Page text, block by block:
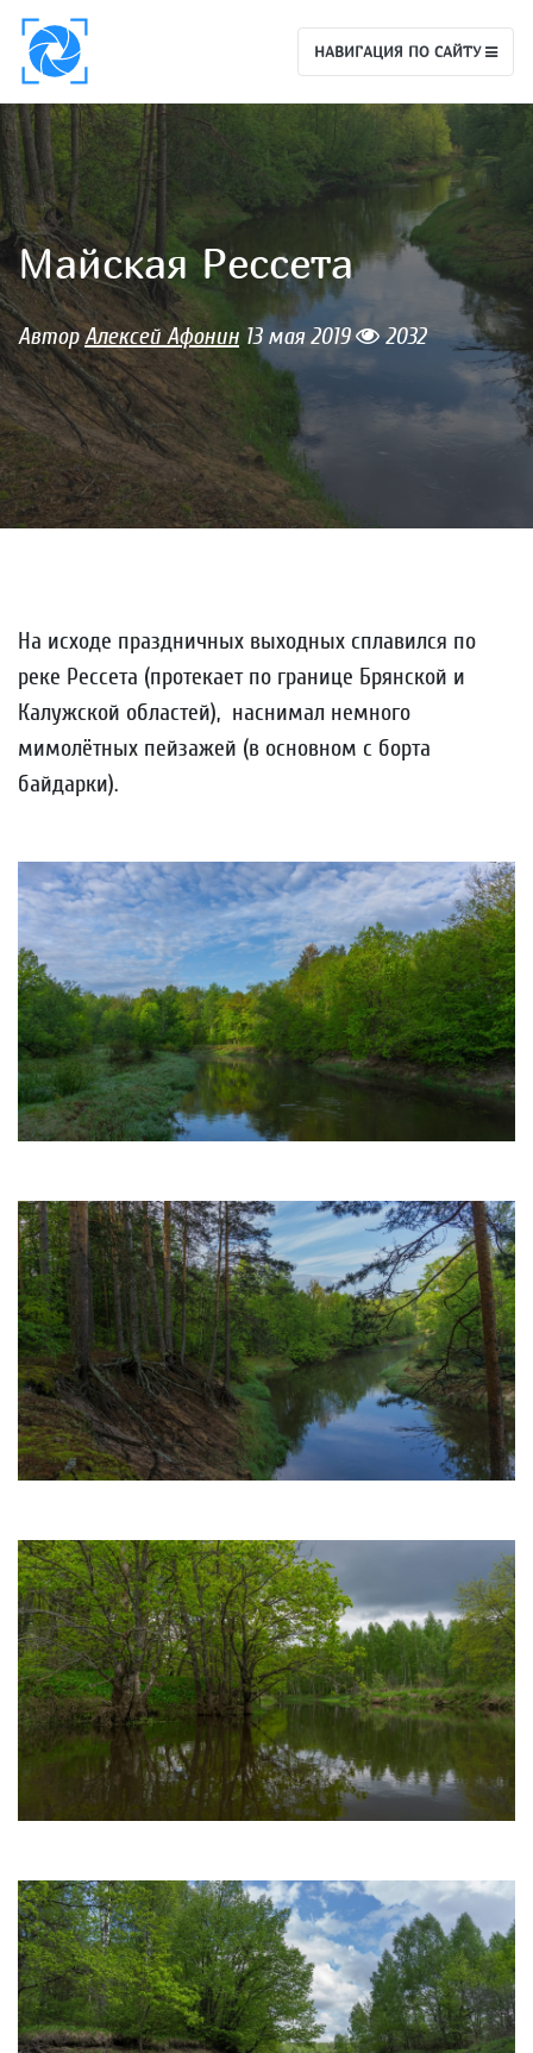
НАВИГАЦИЯ ПО САЙТУ
Майская Рессета
АвторАлексей Афонин 13 мая 2019 2032
На исходе праздничных выходных сплавился по
реке Рессета (протекает по границе Брянской и
Калужской областей), наснимал немного
мимолётных пейзажей (в основном с борта
байдарки).